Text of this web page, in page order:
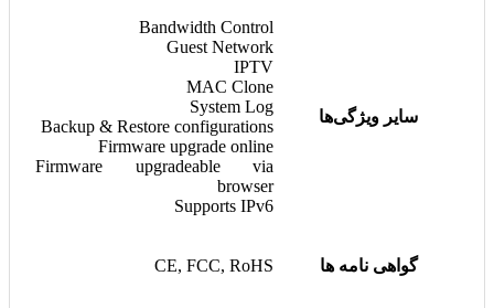
سایر ویژگی‌ها
Bandwidth Control
Guest Network
IPTV
MAC Clone
System Log
Backup & Restore configurations
Firmware upgrade online
Firmware upgradeable via
browser
Supports IPv6
گواهی نامه ها CE, FCC, RoHS